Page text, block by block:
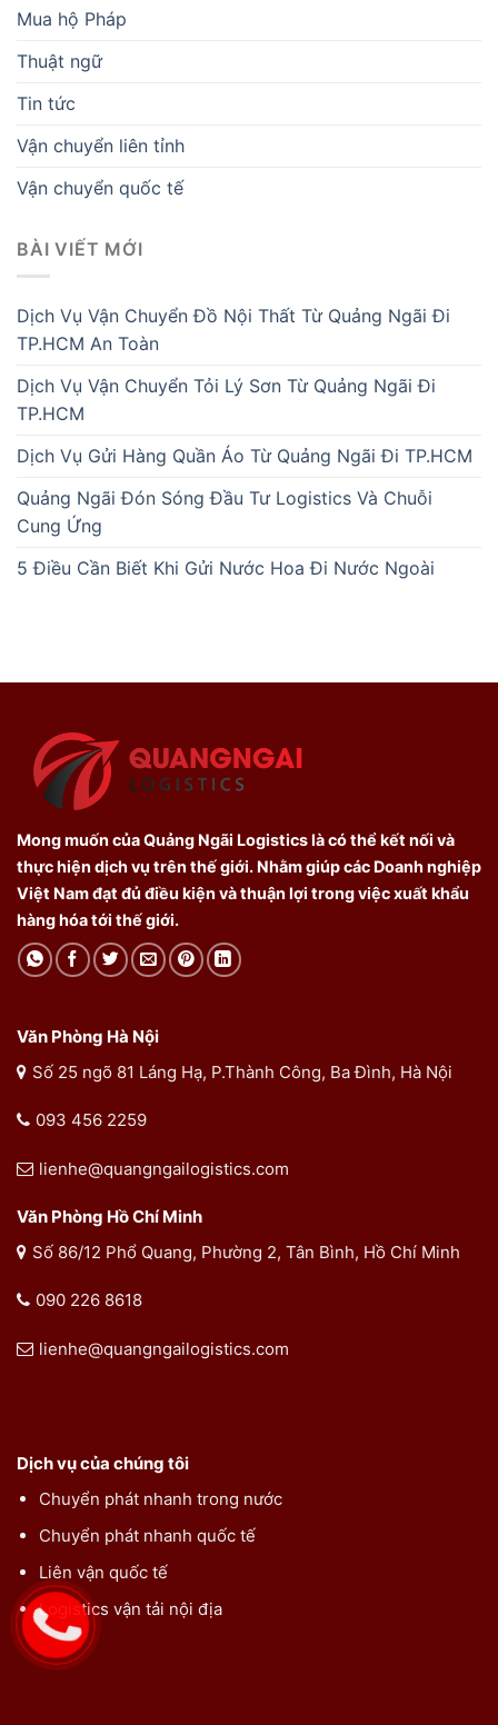
Mua hộ Pháp
Thuật ngữ
Tin tức
Vận chuyển liên tỉnh
Vận chuyển quốc tế
BÀI VIẾT MỚI
Dịch Vụ Vận Chuyển Đồ Nội Thất Từ Quảng Ngãi Đi
TP.HCM An Toàn
Dịch Vụ Vận Chuyển Tỏi Lý Sơn Từ Quảng Ngãi Đi
TP.HCM
Dịch Vụ Gửi Hàng Quần Áo Từ Quảng Ngãi Đi TP.HCM
Quảng Ngãi Đón Sóng Đầu Tư Logistics Và Chuỗi
Cung Ứng
5 Điều Cần Biết Khi Gửi Nước Hoa Đi Nước Ngoài
Mong muốn của Quảng Ngãi Logistics là có thể kết nối và
thực hiện dịch vụ trên thế giới. Nhằm giúp các Doanh nghiệp
Việt Nam đạt đủ điều kiện và thuận lợi trong việc xuất khẩu
hàng hóa tới thế giới.
Văn Phòng Hà Nội
Số 25 ngõ 81 Láng Hạ, P.Thành Công, Ba Đình, Hà Nội
093 456 2259
lienhe@quangngailogistics.com
Văn Phòng Hồ Chí Minh
Số 86/12 Phổ Quang, Phường 2, Tân Bình, Hồ Chí Minh
090 226 8618
lienhe@quangngailogistics.com
Dịch vụ của chúng tôi
Chuyển phát nhanh trong nước
Chuyển phát nhanh quốc tế
Liên vận quốc tế
Logistics vận tải nội địa